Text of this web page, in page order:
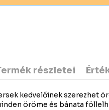
részletei
kedvelőinek szerezhet
öröme és bánata